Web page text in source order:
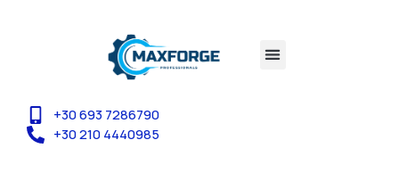
+30 693 7286790
+30 210 4440985